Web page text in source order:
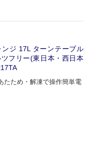
ジ 17L ターンテーブル
フリー(東日本・西日本
たため・解凍で操作簡単電